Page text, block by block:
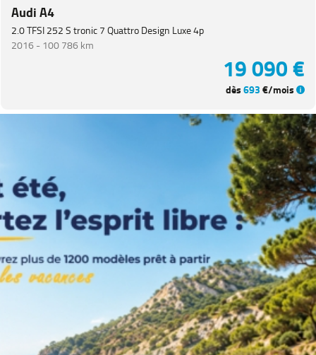
Audi A4
2.0 TFSI 252 S tronic 7 Quattro Design Luxe 4p
2016 - 100 786 km
19 090 €
dès693€/mois